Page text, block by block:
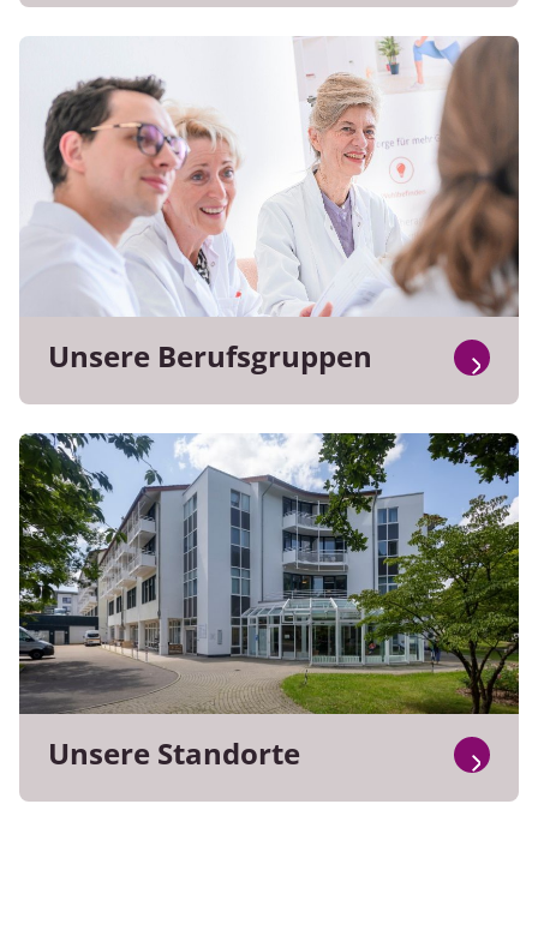
Unsere Berufsgruppen
Unsere Standorte